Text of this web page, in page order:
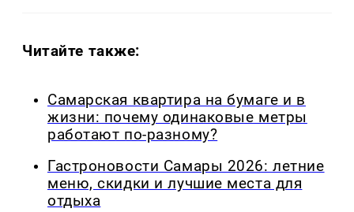
Читайте также:
Самарская квартира на бумаге и в
жизни: почему одинаковые метры
работают по-разному?
Гастроновости Самары 2026: летние
меню, скидки и лучшие места для
отдыха